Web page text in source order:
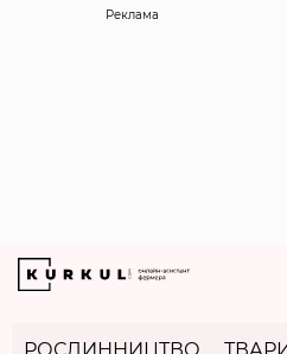
Реклама
РОСЛИННИЦТВО